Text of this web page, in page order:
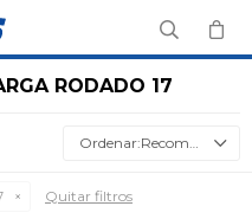
RODADO 17
Recomendados
Quitar filtros